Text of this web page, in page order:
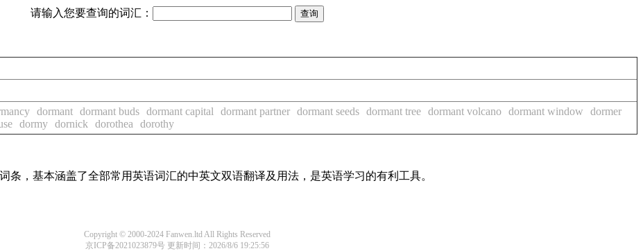
请输入您要查询的词汇：
dormant dormant buds dormant capital dormant partner dormant seeds dormant tree dormant volcano dormant window
dormer
dormy dornick dorothea dorothy
条，基本涵盖了全部常用英语词汇的中英文双语翻译及用法，是英语学习的有利工具。
Copyright © 2000-2024 Fanwen.ltd All Rights Reserved
京ICP备2021023879号更新时间：2026/8/6 19:25:56